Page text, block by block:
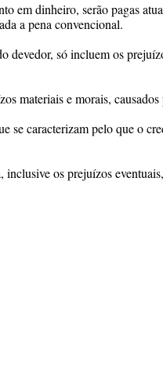
em dinheiro, serão pagas
a pena convencional.
devedor, só incluem os
materiais e morais,
se caracterizam pelo que o
inclusive os prejuízos